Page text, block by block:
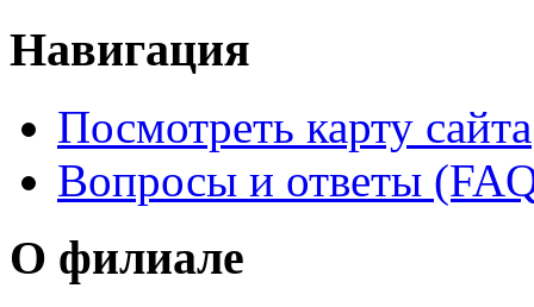
Навигация
Посмотреть карту сайта
Вопросы и ответы
О филиале